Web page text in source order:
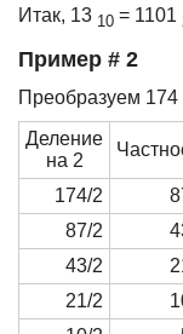
Итак, 13 10 = 1101
Пример # 2
Преобразуем 174
Деление
на 2
174/2
87/2
43/2
21/2